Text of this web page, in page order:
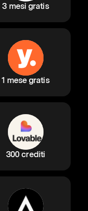
3 mesi gratis
1 mese gratis
300 crediti